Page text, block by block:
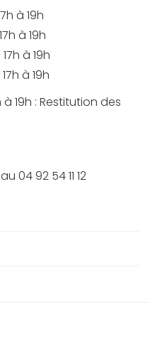
à 19h
à 19h
à 19h
à 19h
19h : Restitution des
04 92 54 11 12